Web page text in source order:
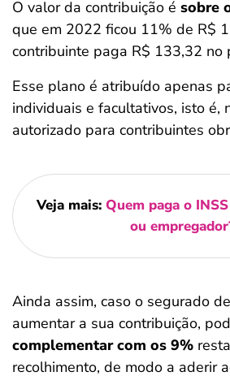
O valor da contribuição é sobre
que em 2022 ficou 11% de R$
contribuinte paga R$ 133,32 no
Esse plano é atribuído apenas
individuais e facultativos, isto é,
autorizado para contribuintes
Veja mais: Quem paga o
ou
Ainda assim, caso o segurado
aumentar a sua contribuição,
complementar com os 9%
recolhimento, de modo a aderir